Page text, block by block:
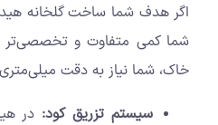
اگر هدف شما ساخت گلخانه
شما کمی متفاوت و
خاک، شما نیاز به دقت
سیستم تزریق کود: در